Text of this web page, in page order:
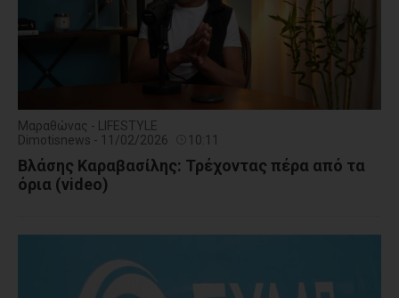
Μαραθώνας - LIFESTYLE
Dimotisnews - 11/02/2026
10:11
Βλάσης Καραβασίλης: Τρέχοντας πέρα από τα
όρια (video)